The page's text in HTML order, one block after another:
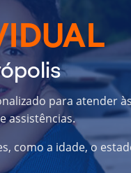
para atender
assistências.
como a idade, o